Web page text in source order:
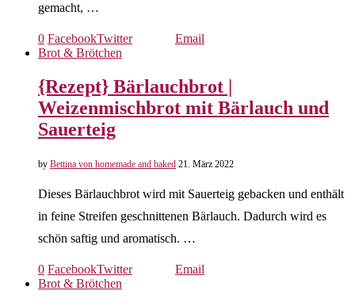
gemacht, …
0 FacebookTwitter
Email
Brot & Brötchen
{Rezept} Bärlauchbrot |
Weizenmischbrot mit Bärlauch und
Sauerteig
by Bettina von homemade and baked 21. März 2022
Dieses Bärlauchbrot wird mit Sauerteig gebacken und enthält
in feine Streifen geschnittenen Bärlauch. Dadurch wird es
schön saftig und aromatisch. …
0 FacebookTwitter
Email
Brot & Brötchen